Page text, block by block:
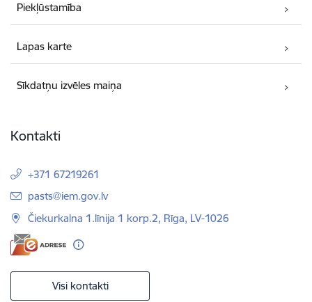
Piekļūstamība
Lapas karte
Sīkdatņu izvēles maiņa
Kontakti
+371 67219261
E-pasts:
pasts@iem.gov.lv
Čiekurkalna 1.līnija 1 korp.2, Rīga, LV-1026
Visi kontakti